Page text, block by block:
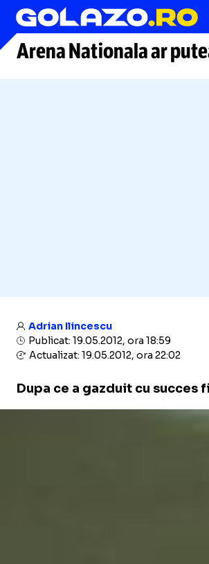
Arhiva fotbal
Arena Nationala ar
Adrian Ilincescu
Publicat: 19.05.2012, ora 18:59
Actualizat: 19.05.2012, ora 22:02
​Dupa ce a gazduit cu